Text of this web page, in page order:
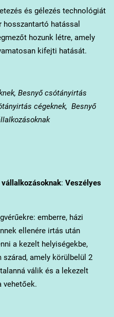
és gélezés technológiát
hatással
hozunk létre, amely
kifejti hatását.
Besnyő csótányirtás
cégeknek, Besnyő
: Veszélyes
emberre, házi
ellenére irtás után
a kezelt helyiségekbe,
amely körülbelül 2
válik és a lekezelt
vehetőek.